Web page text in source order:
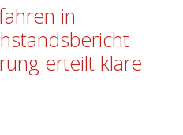
in
erteilt klare